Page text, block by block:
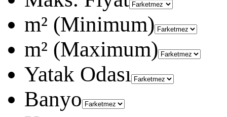
m² (Minimum)
m² (Maximum)
Yatak Odası
Banyo